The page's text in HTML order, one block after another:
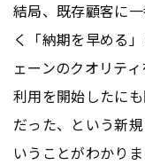
結局、既存顧客に
く「納期を早める
ェーンのクオリテ
利用を開始したに
だった、という新
いうことがわかり